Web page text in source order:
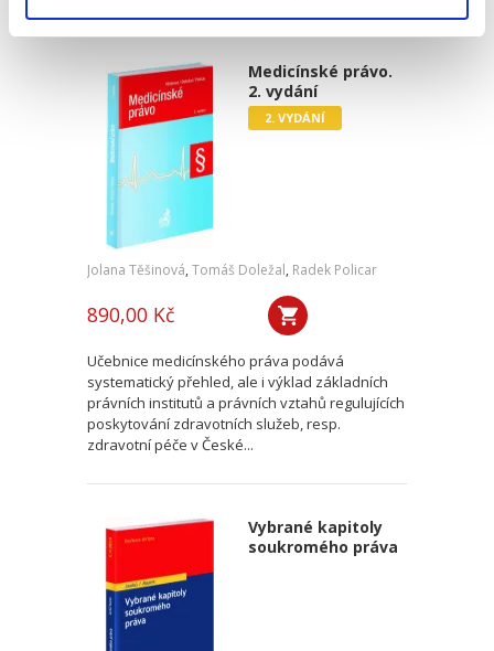
Medicínské právo.
2. vydání
2. VYDÁNÍ
Jolana Těšinová, Tomáš Doležal, Radek Policar
890,00 Kč
Učebnice medicínského práva podává
systematický přehled, ale i výklad základních
právních institutů a právních vztahů regulujících
poskytování zdravotních služeb, resp.
zdravotní péče v České...
Vybrané kapitoly
soukromého práva